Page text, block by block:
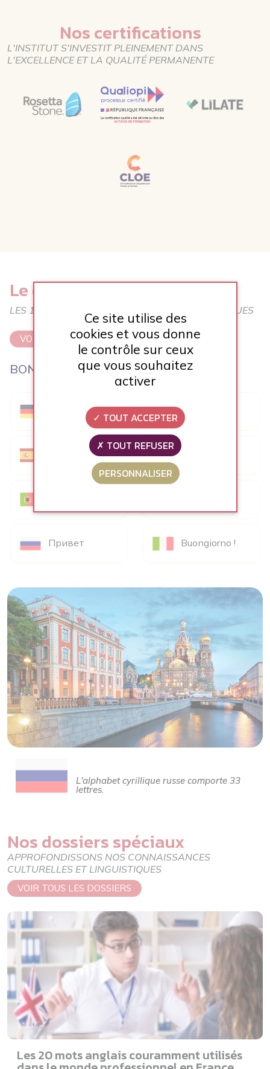
Nos certifications
L'INSTITUT S'INVESTIT PLEINEMENT DANS
L'EXCELLENCE ET LA QUALITÉ PERMANENTE
L'alphabet cyrillique russe comporte 33
lettres.
Le dico des langues
LES 100 MOTS DE VOTRE QUOTIDIEN, EN 8 LANGUES
VOIR LE DICO
BONJOUR !
Guten tag ! hi
Привет Buongiorno !
Nos dossiers spéciaux
APPROFONDISSONS NOS CONNAISSANCES
CULTURELLES ET LINGUISTIQUES
VOIR TOUS LES DOSSIERS
Les 20 mots anglais couramment utilisés
Ce site utilise des
cookies et vous donne
le contrôle sur ceux
que vous souhaitez
activer
TOUT ACCEPTER
TOUT REFUSER
PERSONNALISER